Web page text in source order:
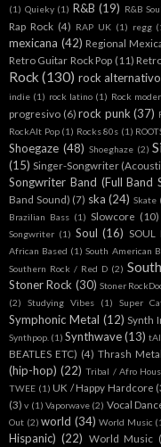
(1) Quieky (1) R&B (19) R&B Soul
Rap Rock (4) RAP UK (1) regg
mexicana (42) Regional
Retro Guitar Rock Pop (11)
Rock (130) rock alternativo
indie (1) rock latino (1) Rock
progresivo (6) rock punk (37)
RockAlt Pop (1) Rocks 80s (1)
Shoegaze (48) Shoeghaze (2)
(15) Singer-Songwriter
Songwriter Band (Full Band
Band Sound) (7) ska (24) Skate
Brazilian Bass (1) Slowcore (10)
Songwriter (1) Soul (16) SOUL
African Based (1) South American
Southern Rock / Red D (2)
Stoner Rock (30) Stoner
(2)
Studying Vibes (1) Super
Symphonic Metal (12) Synth
Synthpop. (1) Synthwave (13)
BEATLES ETC) (4) Thrash Metal
(hip-hop) (22) Tribal / Afro
TWEE (1) UK / Happy Hardcore
(3) v (1) Vaporwave (2) Vocal
Out (2) world (34) World Music
Hispanic) (22) World Music